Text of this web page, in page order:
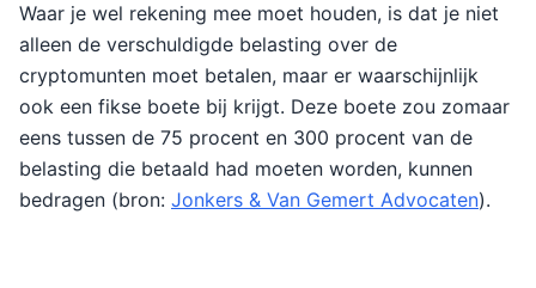
Waar je wel rekening mee moet houden, is dat je niet
alleen de verschuldigde belasting over de
cryptomunten moet betalen, maar er waarschijnlijk
ook een fikse boete bij krijgt. Deze boete zou zomaar
eens tussen de 75 procent en 300 procent van de
belasting die betaald had moeten worden, kunnen
bedragen (bron: Jonkers & Van Gemert Advocaten).